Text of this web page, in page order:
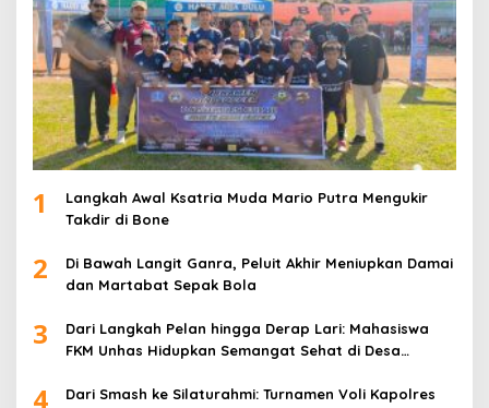
1
Langkah Awal Ksatria Muda Mario Putra Mengukir
Takdir di Bone
2
Di Bawah Langit Ganra, Peluit Akhir Meniupkan Damai
dan Martabat Sepak Bola
3
Dari Langkah Pelan hingga Derap Lari: Mahasiswa
FKM Unhas Hidupkan Semangat Sehat di Desa
4
Dari Smash ke Silaturahmi: Turnamen Voli Kapolres